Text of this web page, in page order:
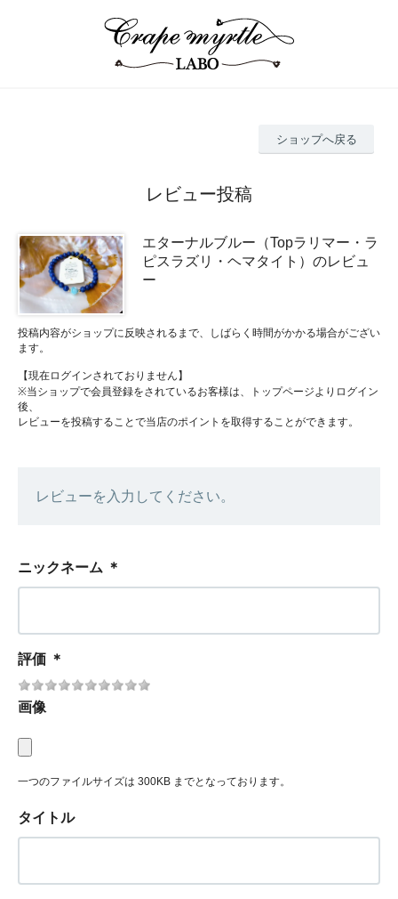
ショップへ戻る
レビュー投稿
エターナルブルー（Topラリマー・ラ
ピスラズリ・ヘマタイト）のレビュ
ー
投稿内容がショップに反映されるまで、しばらく時間がかかる場合がござい
ます。
【現在ログインされておりません】
※当ショップで会員登録をされているお客様は、トップページよりログイン
後、
レビューを投稿することで当店のポイントを取得することができます。
レビューを入力してください。
ニックネーム ＊
評価 ＊
画像
一つのファイルサイズは 300KB までとなっております。
タイトル